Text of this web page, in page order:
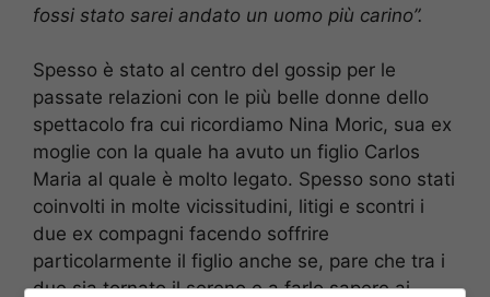
fossi stato sarei andato un uomo più carino”.
Spesso è stato al centro del gossip per le
passate relazioni con le più belle donne dello
spettacolo fra cui ricordiamo Nina Moric, sua ex
moglie con la quale ha avuto un figlio Carlos
Maria al quale è molto legato. Spesso sono stati
coinvolti in molte vicissitudini, litigi e scontri i
due ex compagni facendo soffrire
particolarmente il figlio anche se, pare che tra i
due sia tornato il sereno e a farlo sapere ai